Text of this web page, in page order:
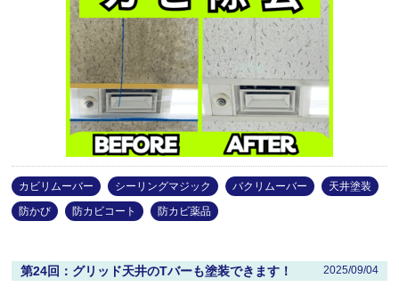
カビリムーバー シーリングマジック バクリムーバー
天井塗装
防かび
防カビコート 防カビ薬品
第24回：グリッド天井のTバーも塗装できます！ 2025/09/04